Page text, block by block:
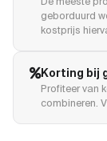
geborduurd
kostprijs
Korting bij
Profiteer van
combineren.